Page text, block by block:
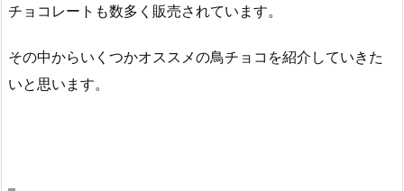
チョコレートも数多く販売されています。
その中からいくつかオススメの鳥チョコを紹介していきた
いと思います。